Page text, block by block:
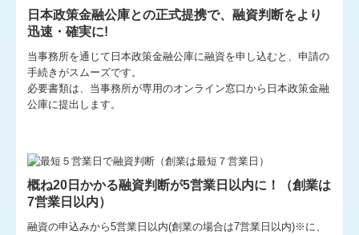
経営者お役立ち情報
セミナー案内
補助金・助成金・融資情報
グループ通算（有利・不利）判定
日本政策金融公庫との正式提携で、融資判断をより
迅速・確実に!
当事務所を通じて 日本政策金融公庫に融資を申し込むと、申請の
手続きがスムーズです。
必要書類は、当事務所が専用のオンライン窓口から日本政策金融
公庫に提出します。
概ね20日かかる融資判断が5営業日以内に！（創業は
7営業日以内）
融資の申込みから5営業日以内(創業の場合は7営業日以内)※に、